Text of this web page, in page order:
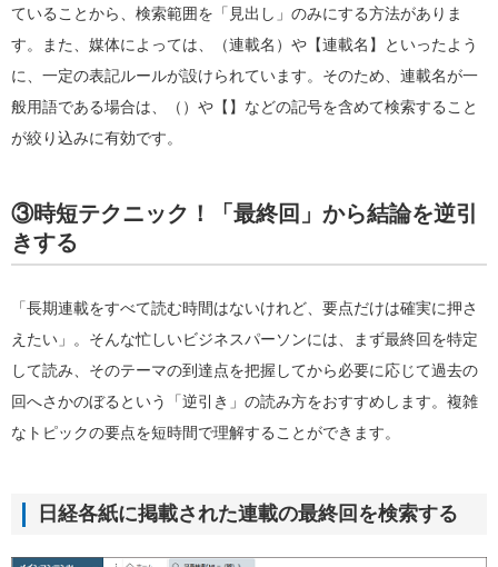
ていることから、検索範囲を「見出し」のみにする方法がありま
す。また、媒体によっては、（連載名）や【連載名】といったよう
に、一定の表記ルールが設けられています。そのため、連載名が一
般用語である場合は、（）や【】などの記号を含めて検索すること
が絞り込みに有効です。
③時短テクニック！「最終回」から結論を逆引
きする
「長期連載をすべて読む時間はないけれど、要点だけは確実に押さ
えたい」。そんな忙しいビジネスパーソンには、まず最終回を特定
して読み、そのテーマの到達点を把握してから必要に応じて過去の
回へさかのぼるという「逆引き」の読み方をおすすめします。複雑
なトピックの要点を短時間で理解することができます。
日経各紙に掲載された連載の最終回を検索する